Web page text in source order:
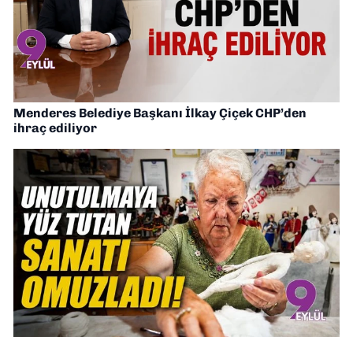
Menderes Belediye Başkanı İlkay Çiçek CHP’den
ihraç ediliyor